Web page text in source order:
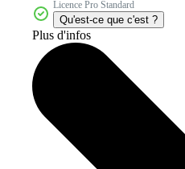
Licence Pro Standard
Qu'est-ce que c'est ?
Plus d'infos